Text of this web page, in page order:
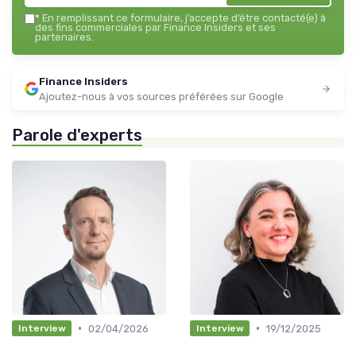
* En remplissant ce formulaire, j’accepte d’être contacté(e) à
des fins commerciales par Finance Insiders et ses
partenaires.
Finance Insiders
Ajoutez-nous à vos sources préférées sur Google
Parole d'experts
Interview • 02/04/2026
Interview • 19/12/2025